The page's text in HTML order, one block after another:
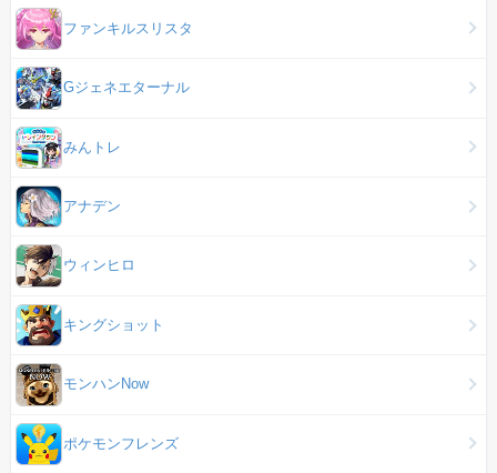
ファンキルスリスタ
Gジェネエターナル
みんトレ
アナデン
ウィンヒロ
キングショット
モンハンNow
ポケモンフレンズ